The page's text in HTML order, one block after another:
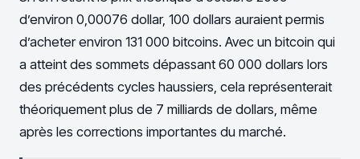
d’environ 0,00076 dollar, 100 dollars auraient permis
d’acheter environ 131 000 bitcoins. Avec un bitcoin qui
a atteint des sommets dépassant 60 000 dollars lors
des précédents cycles haussiers, cela représenterait
théoriquement plus de 7 milliards de dollars, même
après les corrections importantes du marché.